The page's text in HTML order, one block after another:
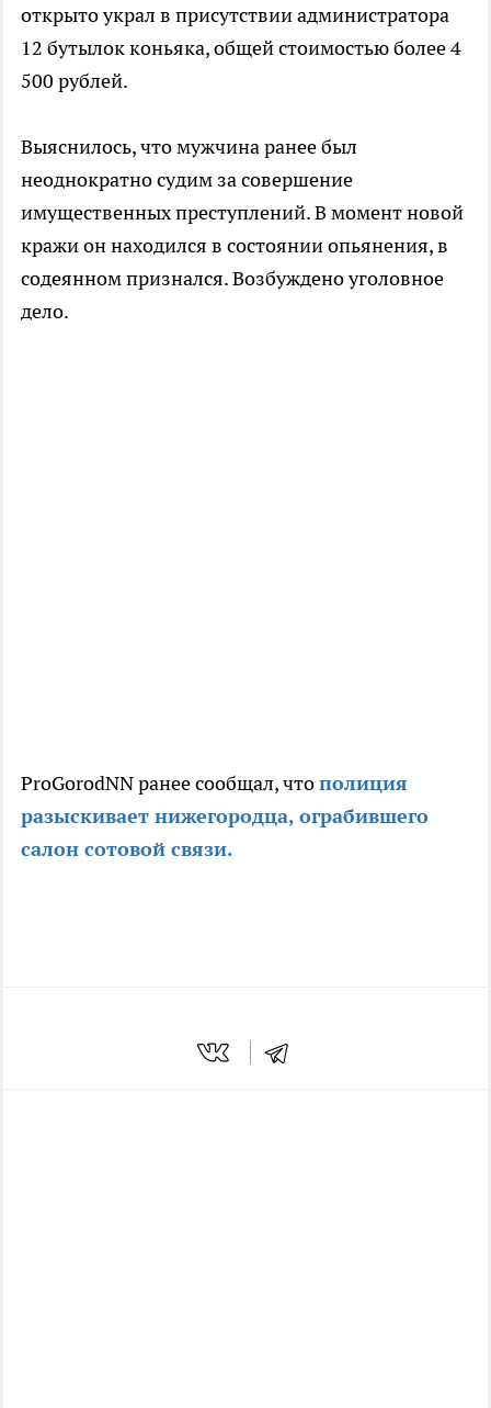
открыто украл в присутствии администратора
12 бутылок коньяка, общей стоимостью более 4
500 рублей.
Выяснилось, что мужчина ранее был
неоднократно судим за совершение
имущественных преступлений. В момент новой
кражи он находился в состоянии опьянения, в
содеянном признался. Возбуждено уголовное
дело.
ProGorodNN ранее сообщал, чтополиция
разыскивает нижегородца, ограбившего
салон сотовой связи.